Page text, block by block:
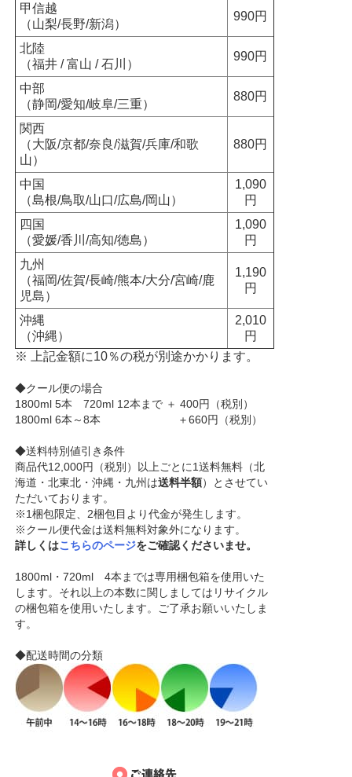
甲信越
（山梨/長野/新潟）
990円
北陸
（福井 / 富山 / 石川）
990円
中部
（静岡/愛知/岐阜/三重）
880円
関西
（大阪/京都/奈良/滋賀/兵庫/和歌
山）
880円
中国
（島根/鳥取/山口/広島/岡山）
1,090
円
四国
（愛媛/香川/高知/徳島）
1,090
円
九州
（福岡/佐賀/長崎/熊本/大分/宮崎/鹿
児島）
1,190
円
沖縄
（沖縄）
2,010
円
※ 上記金額に10％の税が別途かかります。
◆クール便の場合
1800ml 5本 720ml 12本まで ＋ 400円（税別）
1800ml 6本～8本 ＋660円（税別）
◆送料特別値引き条件
商品代12,000円（税別）以上ごとに1送料無料（北
海道・北東北・沖縄・九州は送料半額）とさせてい
ただいております。
※1梱包限定、2梱包目より代金が発生します。
※クール便代金は送料無料対象外になります。
詳しくはこちらのページをご確認くださいませ。
1800ml・720ml 4本までは専用梱包箱を使用いた
します。それ以上の本数に関しましてはリサイクル
の梱包箱を使用いたします。ご了承お願いいたしま
す。
◆配送時間の分類